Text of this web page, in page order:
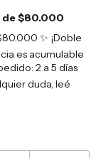
de $80.000
✨ ¡Doble
es acumulable
2 a 5 días
duda, leé